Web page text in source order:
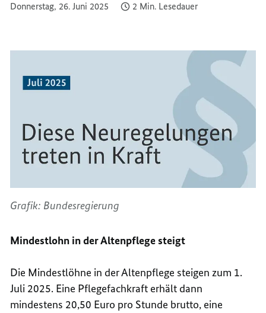
Donnerstag, 26. Juni 2025 2 Min. Lesedauer
Grafik: Bundesregierung
Mindestlohn in der Altenpflege steigt
Die Mindestlöhne in der Altenpflege steigen zum 1.
Juli 2025. Eine Pflegefachkraft erhält dann
mindestens 20,50 Euro pro Stunde brutto, eine